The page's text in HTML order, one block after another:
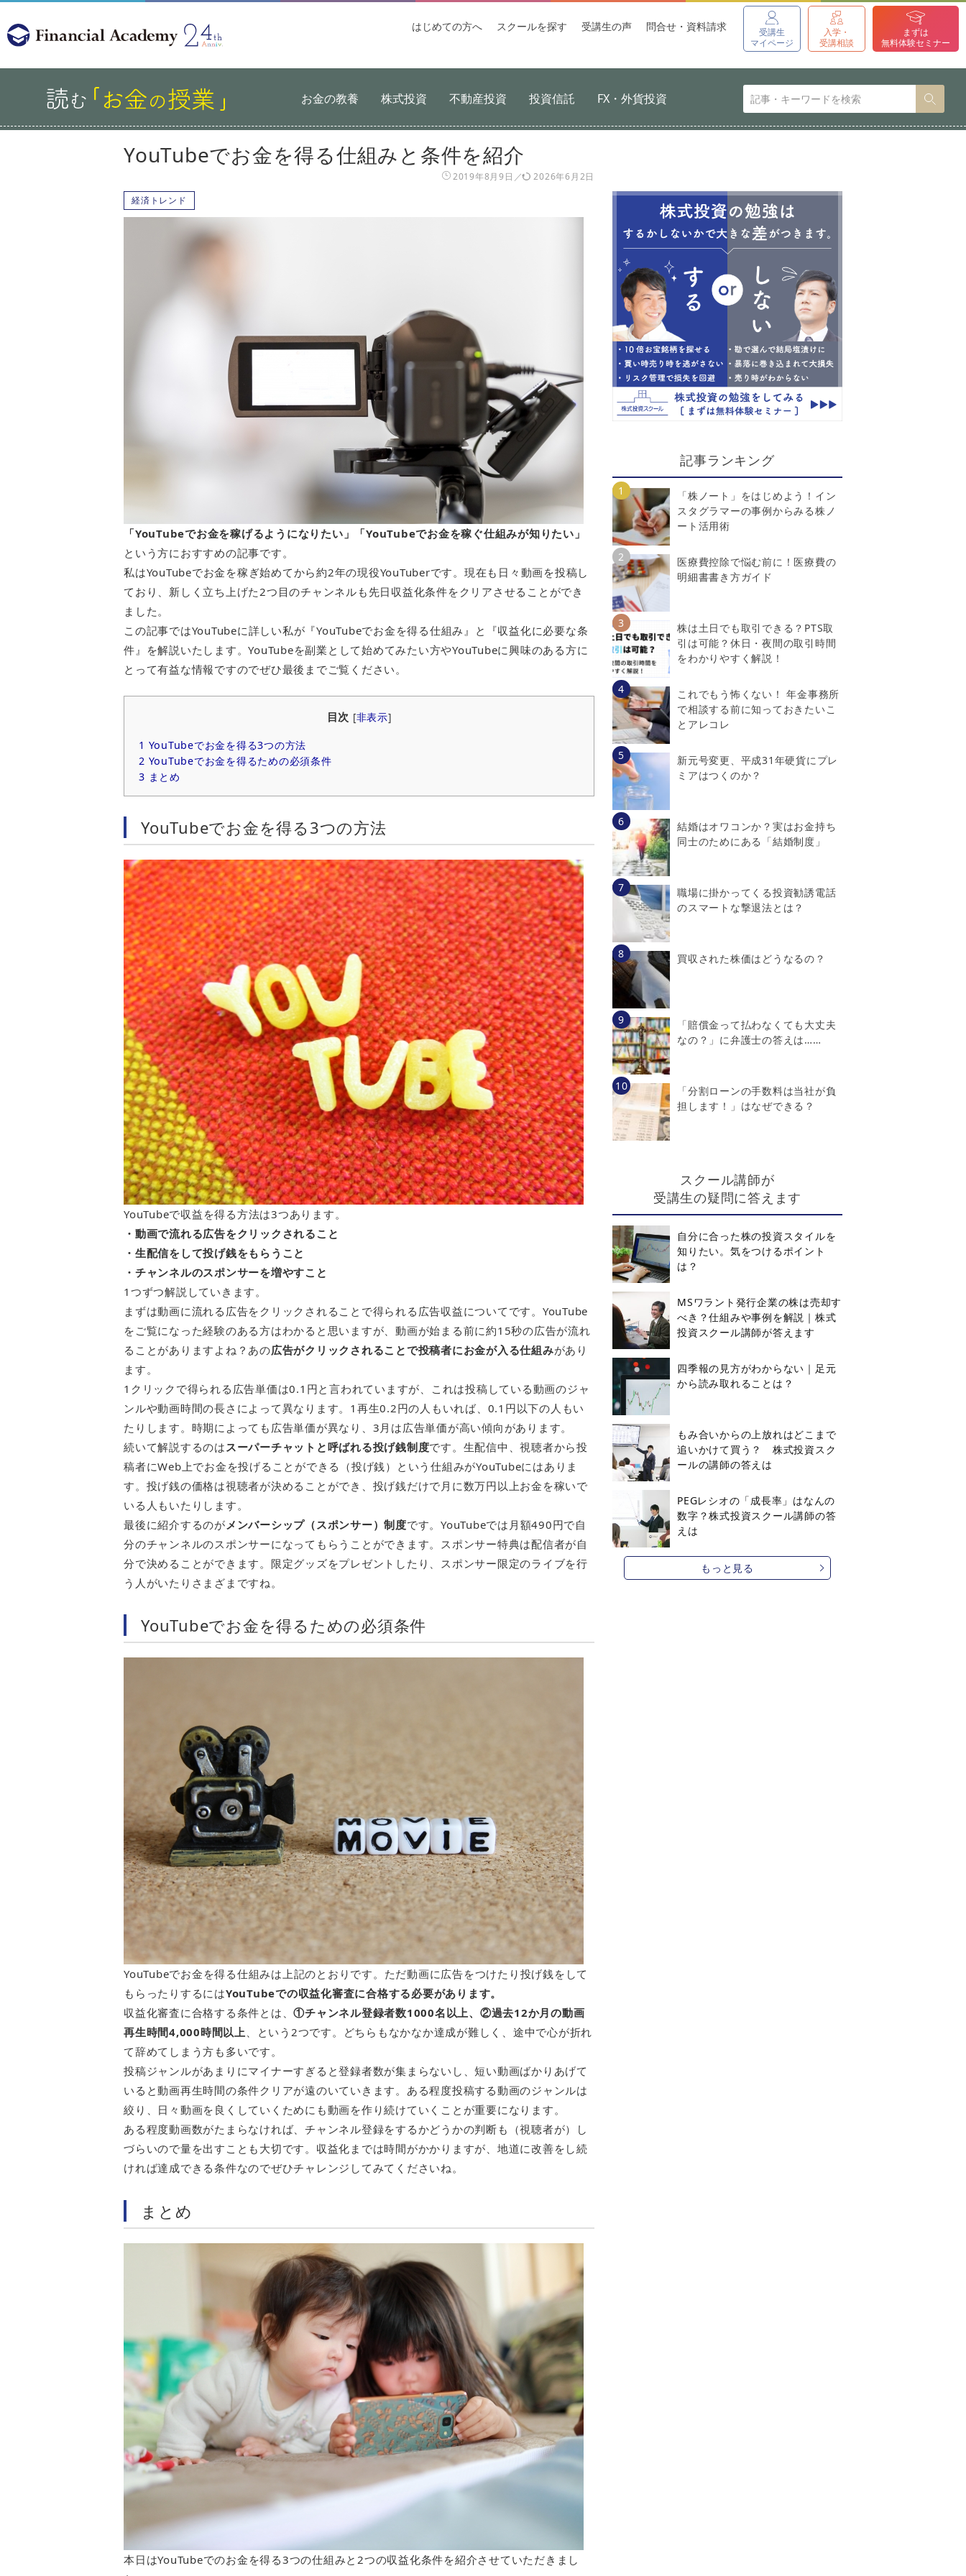
受講生
マイページ
入学・
受講相談
まずは
無料体験セミナー
はじめての方へ スクールを探す 受講生の声 問合せ・資料請求
お金の教養 株式投資 不動産投資 投資信託 FX・外貨投資
YouTubeでお金を得る仕組みと条件を紹介
2019年8月9日
2026年6月2日
経済トレンド
「YouTubeでお金を稼げるようになりたい」「YouTubeでお金を稼ぐ仕組みが知りたい」
という方におすすめの記事です。
私はYouTubeでお金を稼ぎ始めてから約2年の現役YouTuberです。現在も日々動画を投稿し
ており、新しく立ち上げた2つ目のチャンネルも先日収益化条件をクリアさせることができ
ました。
この記事ではYouTubeに詳しい私が『YouTubeでお金を得る仕組み』と『収益化に必要な条
件』を解説いたします。YouTubeを副業として始めてみたい方やYouTubeに興味のある方に
とって有益な情報ですのでぜひ最後までご覧ください。
目次 [非表示]
1 YouTubeでお金を得る3つの方法
2 YouTubeでお金を得るための必須条件
3 まとめ
YouTubeでお金を得る3つの方法
YouTubeで収益を得る方法は3つあります。
・動画で流れる広告をクリックされること
・生配信をして投げ銭をもらうこと
・チャンネルのスポンサーを増やすこと
1つずつ解説していきます。
まずは動画に流れる広告をクリックされることで得られる広告収益についてです。YouTube
をご覧になった経験のある方はわかると思いますが、動画が始まる前に約15秒の広告が流れ
ることがありますよね？あの広告がクリックされることで投稿者にお金が入る仕組みがあり
ます。
1クリックで得られる広告単価は0.1円と言われていますが、これは投稿している動画のジャ
ンルや動画時間の長さによって異なります。1再生0.2円の人もいれば、0.1円以下の人もい
たりします。時期によっても広告単価が異なり、3月は広告単価が高い傾向があります。
続いて解説するのは スーパーチャットと呼ばれる投げ銭制度です。生配信中、視聴者から投
稿者にWeb上でお金を投げることができる（投げ銭）という仕組みがYouTubeにはありま
す。投げ銭の価格は視聴者が決めることができ、投げ銭だけで月に数万円以上お金を稼いで
いる人もいたりします。
最後に紹介するのが メンバーシップ（スポンサー）制度です。YouTubeでは月額490円で自
分のチャンネルのスポンサーになってもらうことができます。スポンサー特典は配信者が自
分で決めることができます。限定グッズをプレゼントしたり、スポンサー限定のライブを行
う人がいたりさまざまですね。
YouTubeでお金を得るための必須条件
YouTubeでお金を得る仕組みは上記のとおりです。ただ動画に広告をつけたり投げ銭をして
もらったりするにはYouTubeでの収益化審査に合格する必要があります。
収益化審査に合格する条件とは、①チャンネル登録者数1000名以上、②過去12か月の動画
再生時間4,000時間以上、という2つです。どちらもなかなか達成が難しく、途中で心が折れ
て辞めてしまう方も多いです。
投稿ジャンルがあまりにマイナーすぎると登録者数が集まらないし、短い動画ばかりあげて
いると動画再生時間の条件クリアが遠のいていきます。ある程度投稿する動画のジャンルは
絞り、日々動画を良くしていくためにも動画を作り続けていくことが重要になります。
ある程度動画数がたまらなければ、チャンネル登録をするかどうかの判断も（視聴者が）し
づらいので量を出すことも大切です。収益化までは時間がかかりますが、地道に改善をし続
ければ達成できる条件なのでぜひチャレンジしてみてくださいね。
まとめ
本日はYouTubeでのお金を得る3つの仕組みと2つの収益化条件を紹介させていただきまし
記事ランキング
「株ノート」をはじめよう！イン
スタグラマーの事例からみる株ノ
ート活用術
医療費控除で悩む前に！医療費の
明細書書き方ガイド
株は土日でも取引できる？PTS取
引は可能？休日・夜間の取引時間
をわかりやすく解説！
これでもう怖くない！ 年金事務所
で相談する前に知っておきたいこ
とアレコレ
新元号変更、平成31年硬貨にプレ
ミアはつくのか？
結婚はオワコンか？実はお金持ち
同士のためにある「結婚制度」
職場に掛かってくる投資勧誘電話
のスマートな撃退法とは？
買収された株価はどうなるの？
「賠償金って払わなくても大丈夫
なの？」に弁護士の答えは……
「分割ローンの手数料は当社が負
担します！」はなぜできる？
スクール講師が
受講生の疑問に答えます
自分に合った株の投資スタイルを
知りたい。気をつけるポイント
は？
MSワラント発行企業の株は売却す
べき？仕組みや事例を解説｜株式
投資スクール講師が答えます
四季報の見方がわからない｜足元
から読み取れることは？
もみ合いからの上放れはどこまで
追いかけて買う？ 株式投資スク
ールの講師の答えは
PEGレシオの「成長率」はなんの
数字？株式投資スクール講師の答
えは
もっと見る